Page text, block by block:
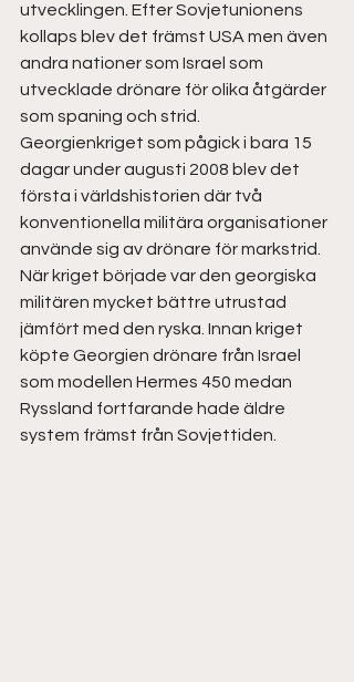
utvecklingen. Efter Sovjetunionens
kollaps blev det främst USA men även
andra nationer som Israel som
utvecklade drönare för olika åtgärder
som spaning och strid.
Georgienkriget som pågick i bara 15
dagar under augusti 2008 blev det
första i världshistorien där två
konventionella militära organisationer
använde sig av drönare för markstrid.
När kriget började var den georgiska
militären mycket bättre utrustad
jämfört med den ryska. Innan kriget
köpte Georgien drönare från Israel
som modellen Hermes 450 medan
Ryssland fortfarande hade äldre
system främst från Sovjettiden.